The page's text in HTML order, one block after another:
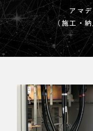
アマ
（施工・